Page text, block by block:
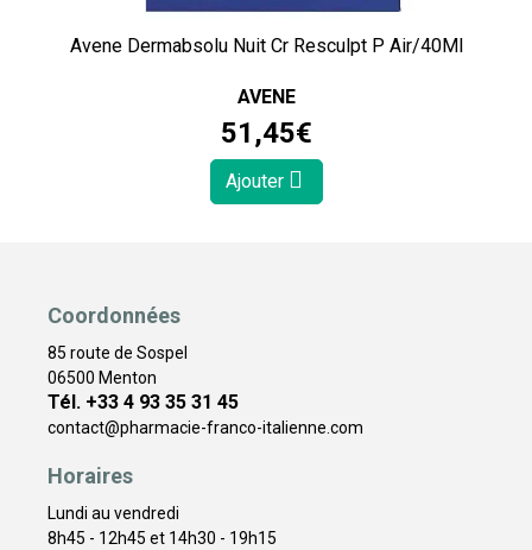
Avene Dermabsolu Nuit Cr Resculpt P Air/40Ml
AVENE
51 ,45€
Ajouter
Coordonnées
85 route de Sospel
06500 Menton
Tél. +33 4 93 35 31 45
contact@pharmacie-franco-italienne.com
Horaires
Lundi au vendredi
8h45 - 12h45 et 14h30 - 19h15